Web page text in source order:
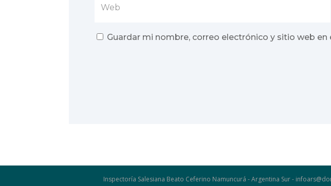
Guardar mi nombre, correo electrónico y sitio web
Inspectoría Salesiana Beato Ceferino Namuncurá - Argentina Sur -